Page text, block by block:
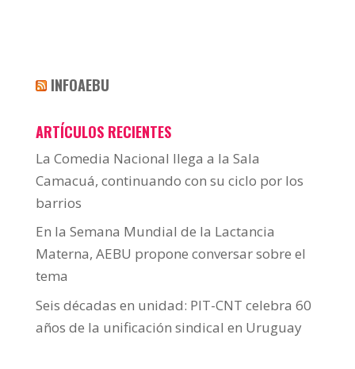
INFOAEBU
ARTÍCULOS RECIENTES
La Comedia Nacional llega a la Sala
Camacuá, continuando con su ciclo por los
barrios
En la Semana Mundial de la Lactancia
Materna, AEBU propone conversar sobre el
tema
Seis décadas en unidad: PIT-CNT celebra 60
años de la unificación sindical en Uruguay